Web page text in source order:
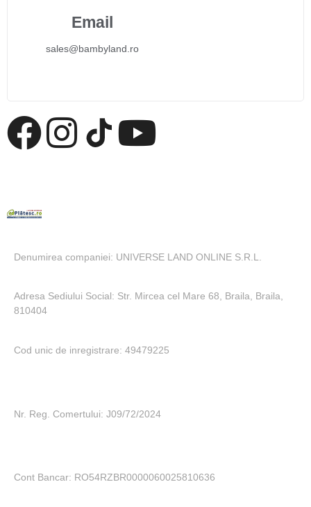
Email
sales@bambyland.ro​
Denumirea companiei: UNIVERSE LAND ONLINE S.R.L.
Adresa Sediului Social: Str. Mircea cel Mare 68, Braila, Braila,
810404
Cod unic de inregistrare: 49479225
Nr. Reg. Comertului: J09/72/2024
Cont Bancar: RO54RZBR0000060025810636